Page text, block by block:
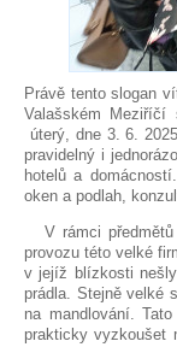
Právě tento slogan
Valašském Meziříčí
úterý, dne 3. 6.
pravidelný i
hotelů a
oken a podlah,
V rámci předmětů
provozu této velké
v jejíž blízkosti
prádla. Stejně velké
na mandlování.
prakticky vyzkoušet